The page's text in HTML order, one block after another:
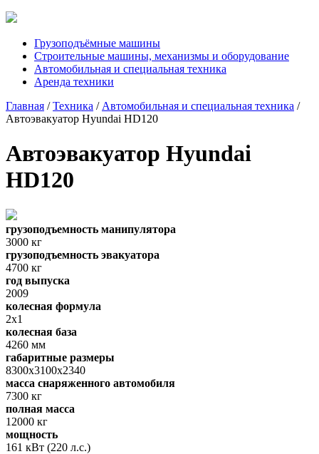
Грузоподъёмные машины
Строительные машины, механизмы и оборудование
Автомобильная и специальная техника
Аренда техники
Главная /Техника / Автомобильная и специальная техника /
Автоэвакуатор Hyundai HD120
Автоэвакуатор Hyundai
HD120
грузоподъемность манипулятора
3000 кг
грузоподъемность эвакуатора
4700 кг
год выпуска
2009
колесная формула
2х1
колесная база
4260 мм
габаритные размеры
8300х3100х2340
масса снаряженного автомобиля
7300 кг
полная масса
12000 кг
мощность
161 кВт (220 л.с.)